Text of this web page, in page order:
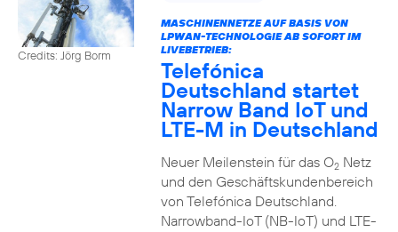
Credits: Jörg Borm
MASCHINENNETZE AUF BASIS VON
LPWAN-TECHNOLOGIE AB SOFORT IM
LIVEBETRIEB:
Telefónica
Deutschland startet
Narrow Band IoT und
LTE-M in Deutschland
Neuer Meilenstein für das O2Netz
und den Geschäftskundenbereich
von Telefónica Deutschland.
Narrowband-IoT (NB-IoT) und LTE-